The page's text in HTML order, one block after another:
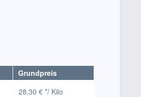
Grundpreis
28,30 € */ Kilo